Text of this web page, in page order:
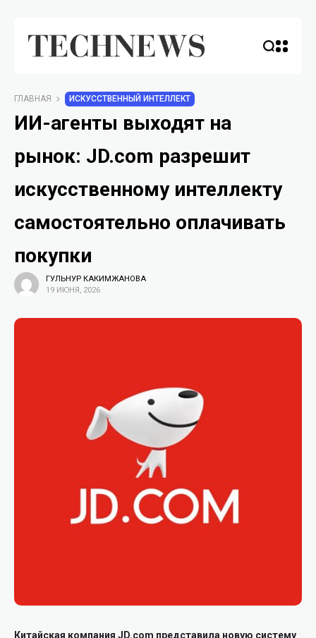
ГЛАВНАЯ ИСКУССТВЕННЫЙ ИНТЕЛЛЕКТ
ИИ-агенты выходят на
рынок: JD.com разрешит
искусственному интеллекту
самостоятельно оплачивать
покупки
ГУЛЬНУР КАКИМЖАНОВА
19 ИЮНЯ, 2026
Китайская компания JD.com представила новую систему